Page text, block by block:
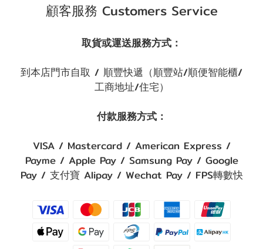
顧客服務 Customers Service
取貨或運送服務方式：
到本店門市自取 / 順豐快遞（順豐站/順便智能櫃/
工商地址/住宅）
付款服務方式：
VISA / Mastercard / American Express /
Payme / Apple Pay / Samsung Pay / Google
Pay / 支付寶 Alipay / Wechat Pay / FPS轉數快